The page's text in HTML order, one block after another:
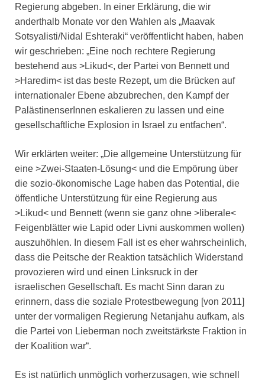
Regierung abgeben. In einer Erklärung, die wir
anderthalb Monate vor den Wahlen als „Maavak
Sotsyalisti/Nidal Eshteraki“ veröffentlicht haben, haben
wir geschrieben: „Eine noch rechtere Regierung
bestehend aus >Likud<, der Partei von Bennett und
>Haredim< ist das beste Rezept, um die Brücken auf
internationaler Ebene abzubrechen, den Kampf der
PalästinenserInnen eskalieren zu lassen und eine
gesellschaftliche Explosion in Israel zu entfachen“.
Wir erklärten weiter: „Die allgemeine Unterstützung für
eine >Zwei-Staaten-Lösung< und die Empörung über
die sozio-ökonomische Lage haben das Potential, die
öffentliche Unterstützung für eine Regierung aus
>Likud< und Bennett (wenn sie ganz ohne >liberale<
Feigenblätter wie Lapid oder Livni auskommen wollen)
auszuhöhlen. In diesem Fall ist es eher wahrscheinlich,
dass die Peitsche der Reaktion tatsächlich Widerstand
provozieren wird und einen Linksruck in der
israelischen Gesellschaft. Es macht Sinn daran zu
erinnern, dass die soziale Protestbewegung [von 2011]
unter der vormaligen Regierung Netanjahu aufkam, als
die Partei von Lieberman noch zweitstärkste Fraktion in
der Koalition war“.
Es ist natürlich unmöglich vorherzusagen, wie schnell